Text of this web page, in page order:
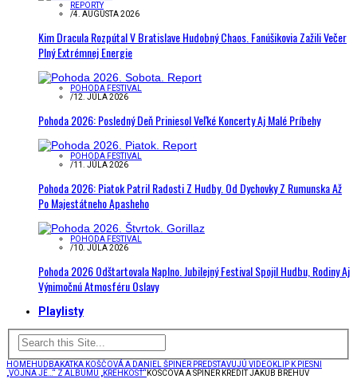
REPORTY
/4. AUGUSTA 2026
Kim Dracula Rozpútal V Bratislave Hudobný Chaos. Fanúšikovia Zažili Večer
Plný Extrémnej Energie
POHODA FESTIVAL
/12. JÚLA 2026
Pohoda 2026: Posledný Deň Priniesol Veľké Koncerty Aj Malé Príbehy
POHODA FESTIVAL
/11. JÚLA 2026
Pohoda 2026: Piatok Patril Radosti Z Hudby. Od Dychovky Z Rumunska Až
Po Majestátneho Apasheho
POHODA FESTIVAL
/10. JÚLA 2026
Pohoda 2026 Odštartovala Naplno. Jubilejný Festival Spojil Hudbu, Rodiny Aj
Výnimočnú Atmosféru Oslavy
Playlisty
HOMEHUDBAKATKA KOŠČOVÁ A DANIEL ŠPINER PREDSTAVUJÚ VIDEOKLIP K PIESNI
„VOJNA JE…“ Z ALBUMU „KREHKOSŤ“KOSCOVA A SPINER KREDIT JAKUB BREHUV